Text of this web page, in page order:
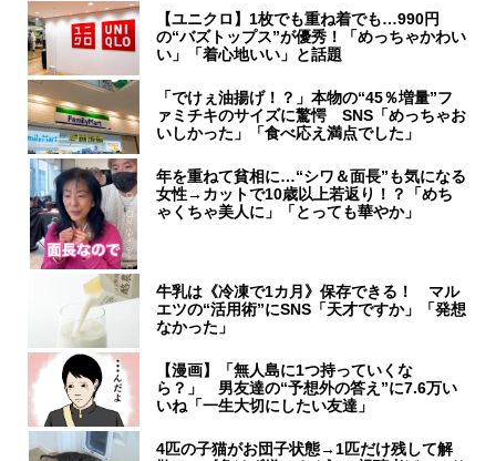
【ユニクロ】1枚でも重ね着でも…990円
の“バズトップス”が優秀！「めっちゃかわい
い」「着心地いい」と話題
「でけぇ油揚げ！？」本物の“45％増量”フ
ァミチキのサイズに驚愕 SNS「めっちゃお
いしかった」「食べ応え満点でした」
年を重ねて貧相に…“シワ＆面長”も気になる
女性→カットで10歳以上若返り！？「めち
ゃくちゃ美人に」「とっても華やか」
牛乳は《冷凍で1カ月》保存できる！ マル
エツの“活用術”にSNS「天才ですか」「発想
なかった」
【漫画】「無人島に1つ持っていくな
ら？」 男友達の“予想外の答え”に7.6万い
いね「一生大切にしたい友達」
4匹の子猫がお団子状態→1匹だけ残して解